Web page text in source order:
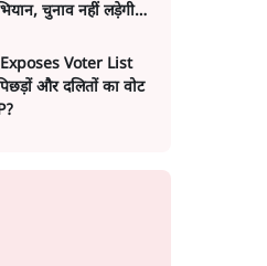
चुनाव नहीं लड़ेगी
Voter List
और दलितों का वोट